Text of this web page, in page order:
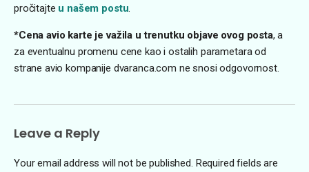
pročitajte u našem postu.
*Cena avio karte je važila u trenutku objave ovog posta, a
za eventualnu promenu cene kao i ostalih parametara od
strane avio kompanije dvaranca.com ne snosi odgovornost.
Leave a Reply
Your email address will not be published. Required fields are